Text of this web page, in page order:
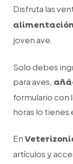
Disfruta las
joven ave.
Solo debes
para aves,
formulario con
horas lo tienes
En
artículos y